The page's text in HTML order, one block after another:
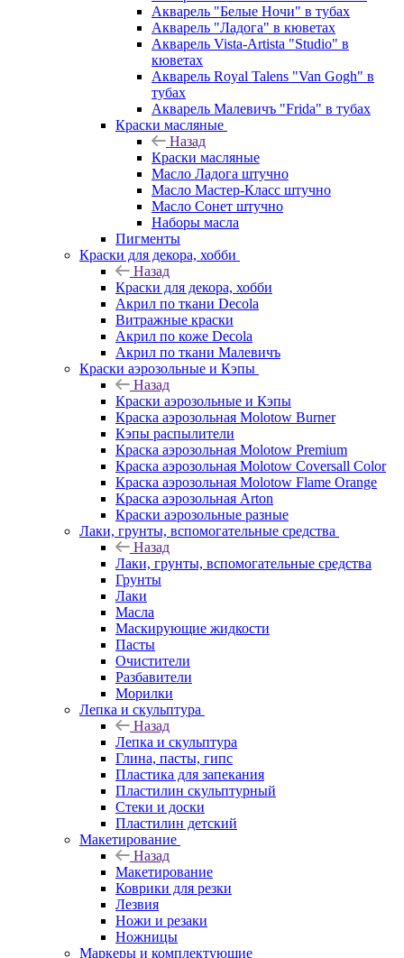
Акварель "Белые Ночи" в тубах
Акварель "Ладога" в кюветах
Акварель Vista-Artista "Studio" в
кюветах
Акварель Royal Talens "Van Gogh" в
тубах
Акварель Малевичъ "Frida" в тубах
Краски масляные
Назад
Краски масляные
Масло Ладога штучно
Масло Мастер-Класс штучно
Масло Сонет штучно
Наборы масла
Пигменты
Краски для декора, хобби
Назад
Краски для декора, хобби
Акрил по ткани Decola
Витражные краски
Акрил по коже Decola
Акрил по ткани Малевичъ
Краски аэрозольные и Кэпы
Назад
Краски аэрозольные и Кэпы
Краска аэрозольная Molotow Burner
Кэпы распылители
Краска аэрозольная Molotow Premium
Краска аэрозольная Molotow Coversall Color
Краска аэрозольная Molotow Flame Orange
Краска аэрозольная Arton
Краски аэрозольные разные
Лаки, грунты, вспомогательные средства
Назад
Лаки, грунты, вспомогательные средства
Грунты
Лаки
Масла
Маскирующие жидкости
Пасты
Очистители
Разбавители
Морилки
Лепка и скульптура
Назад
Лепка и скульптура
Глина, пасты, гипс
Пластика для запекания
Пластилин скульптурный
Стеки и доски
Пластилин детский
Макетирование
Назад
Макетирование
Коврики для резки
Лезвия
Ножи и резаки
Ножницы
Маркеры и комплектующие